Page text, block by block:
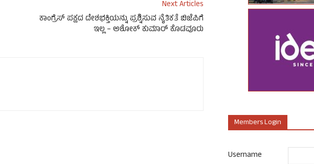
Next Articles
ಕಾಂಗ್ರೆಸ್ ಪಕ್ಷದ ದೇಶಭಕ್ತಿಯನ್ನು ಪ್ರಶ್ನಿಸುವ ನೈತಿಕತೆ ಬಿಜೆಪಿಗೆ
ಇಲ್ಲ – ಅಶೋಕ್ ಕುಮಾರ್ ಕೊಡವೂರು
Members Login
Username